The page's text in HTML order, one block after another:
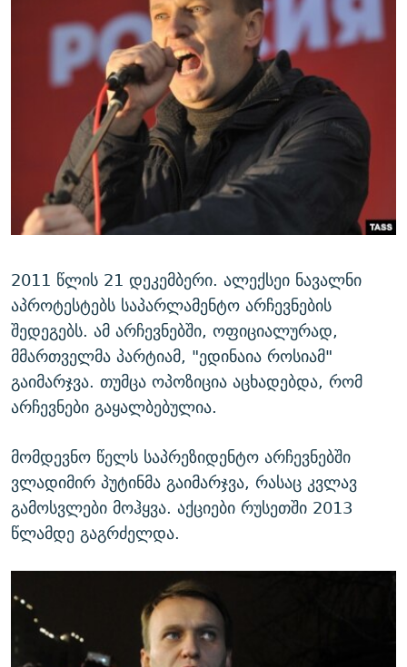
2011 წლის 21 დეკემბერი. ალექსეი ნავალნი
აპროტესტებს საპარლამენტო არჩევნების
შედეგებს. ამ არჩევნებში, ოფიციალურად,
მმართველმა პარტიამ, "ედინაია როსიამ"
გაიმარჯვა. თუმცა ოპოზიცია აცხადებდა, რომ
არჩევნები გაყალბებულია.
მომდევნო წელს საპრეზიდენტო არჩევნებში
ვლადიმირ პუტინმა გაიმარჯვა, რასაც კვლავ
გამოსვლები მოჰყვა. აქციები რუსეთში 2013
წლამდე გაგრძელდა.